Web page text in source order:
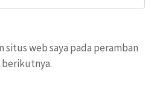
situs web saya pada peramban